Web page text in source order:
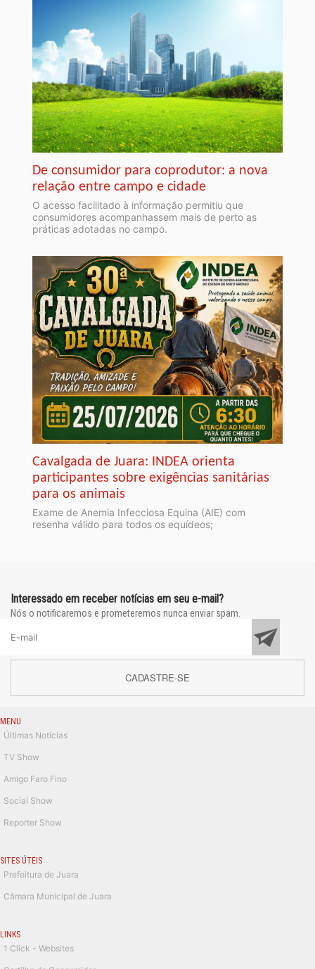
De consumidor para coprodutor: a nova
relação entre campo e cidade
O acesso facilitado à informação permitiu que
consumidores acompanhassem mais de perto as
práticas adotadas no campo.
Cavalgada de Juara: INDEA orienta
participantes sobre exigências sanitárias
para os animais
Exame de Anemia Infecciosa Equina (AIE) com
resenha válido para todos os equídeos;
Interessado em receber notícias em seu e-mail?
Nós o notificaremos e prometeremos nunca enviar spam.
CADASTRE-SE
MENU
Últimas Notícias
TV Show
Amigo Faro Fino
Social Show
Reporter Show
SITES ÚTEIS
Prefeitura de Juara
Câmara Municipal de Juara
LINKS
1 Click - Websites